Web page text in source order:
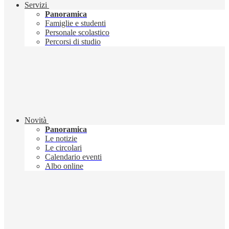
Servizi
Panoramica
Famiglie e studenti
Personale scolastico
Percorsi di studio
Novità
Panoramica
Le notizie
Le circolari
Calendario eventi
Albo online